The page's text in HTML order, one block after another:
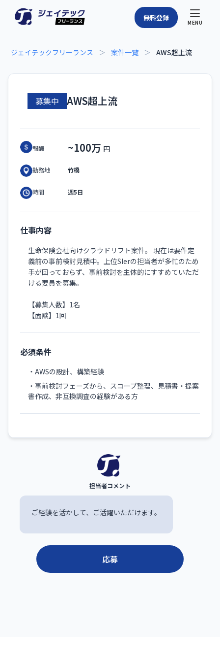
MENU
無料登録
ジェイテックフリーランス ＞ 案件一覧 ＞ AWS超上流
募集中 AWS超上流
報酬 ~100万
勤務地 竹橋
時間 週5日
仕事内容
生命保険会社向けクラウドリフト案件。 現在は要件定
義前の事前検討見積中。上位SIerの担当者が多忙のため
手が回っておらず、事前検討を主体的にすすめていただ
ける要員を募集。
【募集人数】1名
【面談】1回
必須条件
・AWSの設計、構築経験
・事前検討フェーズから、スコープ整理、見積書・提案
書作成、非互換調査の経験がある方
ご経験を活かして、ご活躍いただけます。
応募